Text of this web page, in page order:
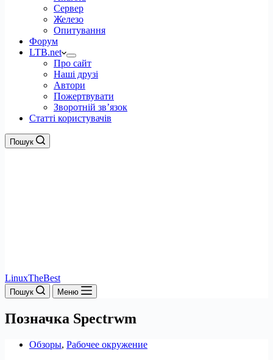
Сервер
Железо
Опитування
Форум
LTB.net
Про сайт
Наші друзі
Автори
Пожертвувати
Зворотній зв’язок
Статті користувачів
Пошук
LinuxTheBest
Пошук Меню
Позначка Spectrwm
Обзоры, Рабочее окружение